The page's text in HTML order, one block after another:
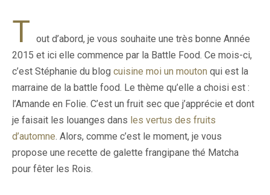
T out d’abord, je vous souhaite une très bonne Année
2015 et ici elle commence par la Battle Food. Ce mois-ci,
c’est Stéphanie du blog cuisine moi un mouton qui est la
marraine de la battle food. Le thème qu’elle a choisi est :
l’Amande en Folie. C’est un fruit sec que j’apprécie et dont
je faisait les louanges dans les vertus des fruits
d’automne. Alors, comme c’est le moment, je vous
propose une recette de galette frangipane thé Matcha
pour fêter les Rois.